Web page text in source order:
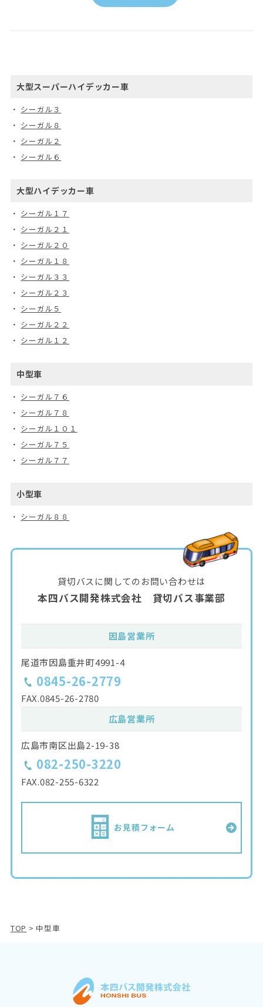
大型スーパーハイデッカー車
シーガル３
シーガル８
シーガル２
シーガル６
大型ハイデッカー車
シーガル１７
シーガル２１
シーガル２０
シーガル１８
シーガル３３
シーガル２３
シーガル５
シーガル２２
シーガル１２
中型車
シーガル７６
シーガル７８
シーガル１０１
シーガル７５
シーガル７７
小型車
シーガル８８
貸切バスに関してのお問い合わせは
本四バス開発株式会社 貸切バス事業部
因島営業所
尾道市因島重井町4991-4
0845-26-2779
FAX.0845-26-2780
広島営業所
広島市南区出島2-19-38
082-250-3220
FAX.082-255-6322
お見積フォーム
TOP >中型車